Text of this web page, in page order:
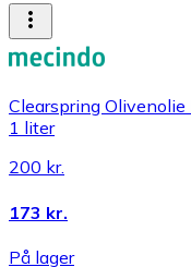
Clearspring
1 liter
200 kr.
173 kr.
På lager